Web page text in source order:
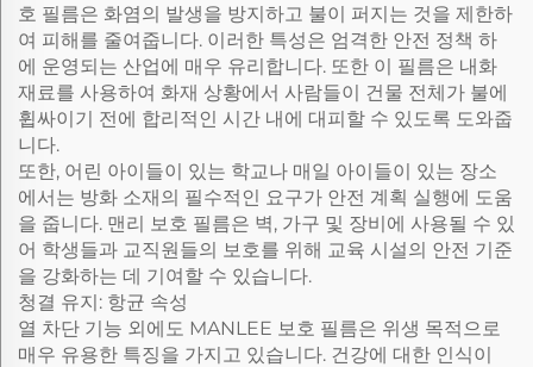
호 필름은 화염의 발생을 방지하고 불이 퍼지는 것을 제한하
여 피해를 줄여줍니다. 이러한 특성은 엄격한 안전 정책 하
에 운영되는 산업에 매우 유리합니다. 또한 이 필름은 내화
재료를 사용하여 화재 상황에서 사람들이 건물 전체가 불에
휩싸이기 전에 합리적인 시간 내에 대피할 수 있도록 도와줍
니다.
또한, 어린 아이들이 있는 학교나 매일 아이들이 있는 장소
에서는 방화 소재의 필수적인 요구가 안전 계획 실행에 도움
을 줍니다. 맨리 보호 필름은 벽, 가구 및 장비에 사용될 수 있
어 학생들과 교직원들의 보호를 위해 교육 시설의 안전 기준
을 강화하는 데 기여할 수 있습니다.
청결 유지: 항균 속성
열 차단 기능 외에도 MANLEE 보호 필름은 위생 목적으로
매우 유용한 특징을 가지고 있습니다. 건강에 대한 인식이